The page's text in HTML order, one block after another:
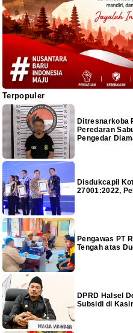
Terpopuler
Ditresnarkoba
Peredaran
Pengedar
Disdukcapil
27001:2022,
Pengawas PT
Tengah atas
DPRD Halsel
Subsidi di